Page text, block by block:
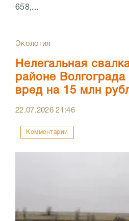
658,...
Экология
Нелегальная
районе
вред на 15 млн
22.07.202621:46
Комментарии